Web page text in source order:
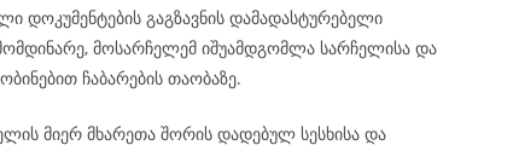
დოკუმენტების გაგზავნის დამადასტურებელი
მოსარჩელემ იშუამდგომლა სარჩელისა და
ჩაბარების თაობაზე.
მიერ მხარეთა შორის დადებულ სესხისა და